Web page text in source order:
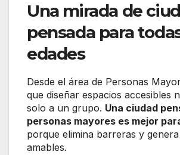
Una mirada de
pensada para
edades
Desde el área de Personas
que diseñar espacios accesibles
solo a un grupo. Una ciudad
personas mayores es mejor
porque elimina barreras y
amables.